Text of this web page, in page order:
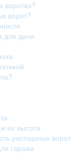
воротах?
ворот?
для дачи
их высота
распашных ворот
гаража